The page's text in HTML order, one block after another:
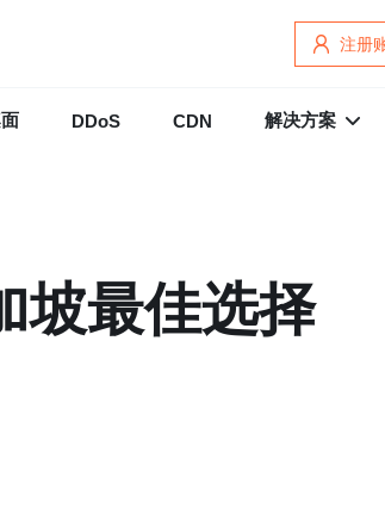
注册
DDoS CDN 解决方案
坡最佳选择